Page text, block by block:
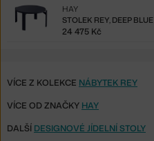
STOLEK REY, DEEP BLUE
HAY
24 475 Kč
VÍCE Z KOLEKCE NÁBYTEK REY
VÍCE OD ZNAČKY HAY
DALŠÍ DESIGNOVÉ JÍDELNÍ STOLY